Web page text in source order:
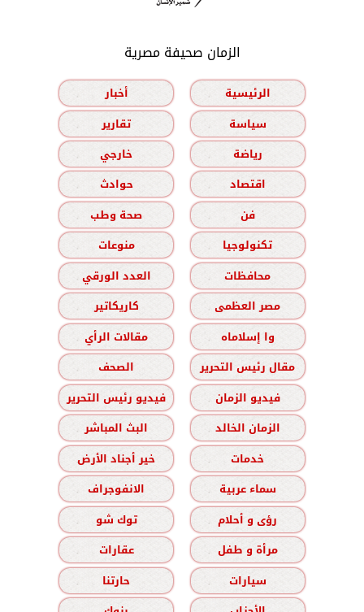
الزمان صحيفة مصرية
الرئيسية
أخبار
سياسة
تقارير
رياضة
خارجي
اقتصاد
حوادث
فن
صحة وطب
تكنولوجيا
منوعات
محافظات
العدد الورقي
مصر العظمى
كاريكاتير
وا إسلاماه
مقالات الرأي
مقال رئيس التحرير
الصحف
فيديو الزمان
فيديو رئيس التحرير
الزمان الخالد
البث المباشر
خدمات
خير أجناد الأرض
سماء عربية
الانفوجراف
رؤى و أحلام
توك شو
مرأة و طفل
عقارات
سيارات
حارتنا